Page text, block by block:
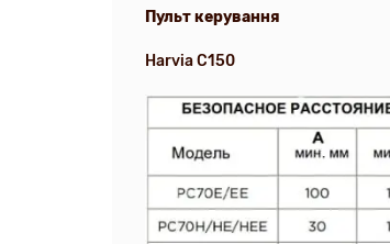
Пульт керування
Harvia C150